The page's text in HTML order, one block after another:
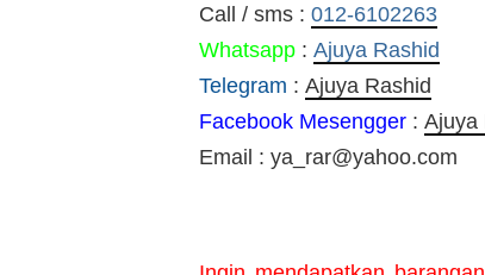
Call / sms : 012-6102263
Whatsapp : Ajuya Rashid
Telegram : Ajuya Rashid
Facebook Mesengger : Ajuya
Email : ya_rar@yahoo.com